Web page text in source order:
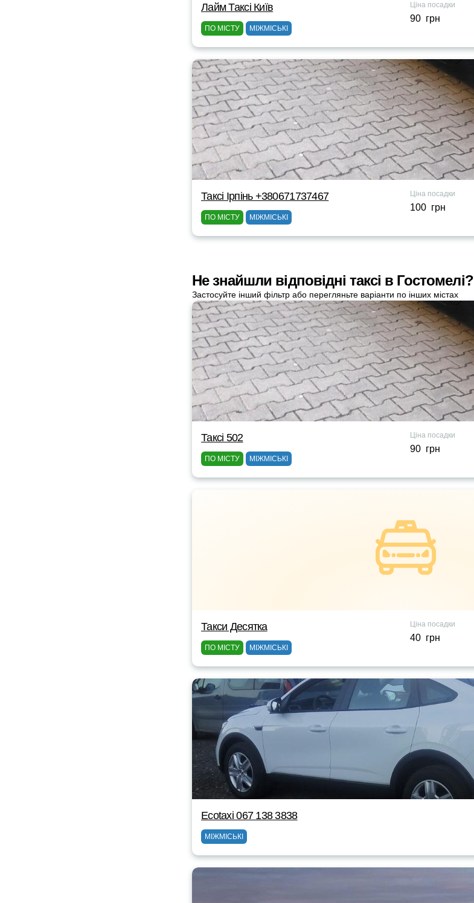
Лайм Таксі Київ
ПО МІСТУ МІЖМІСЬКІ
Ціна посадки
90 грн
Таксі Ірпінь +380671737467
ПО МІСТУ МІЖМІСЬКІ
Ціна посадки
100 грн
Не знайшли відповідні таксі в Гостомелі?
Застосуйте інший фільтр або перегляньте варіанти по інших містах
Таксі 502
ПО МІСТУ МІЖМІСЬКІ
Ціна посадки
90 грн
Такси Десятка
ПО МІСТУ МІЖМІСЬКІ
Ціна посадки
40 грн
Ecotaxi 067 138 3838
МІЖМІСЬКІ